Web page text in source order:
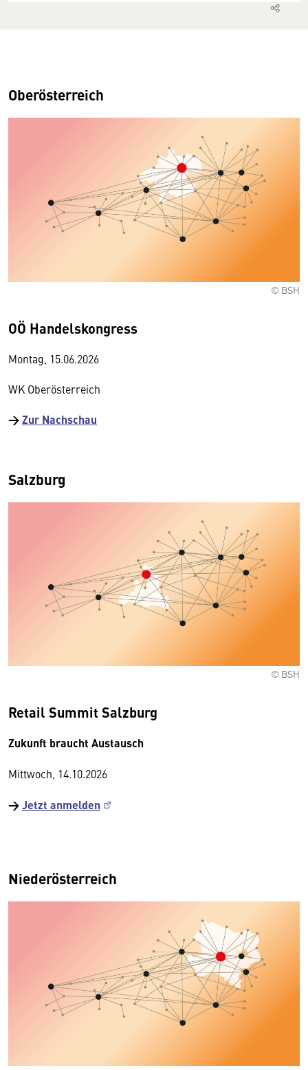
Oberösterreich
© BSH
OÖ Handelskongress
Montag, 15.06.2026
WK Oberösterreich
→Zur Nachschau
Salzburg
© BSH
Retail Summit Salzburg
Zukunft braucht Austausch
Mittwoch, 14.10.2026
→Jetzt anmelden
Niederösterreich